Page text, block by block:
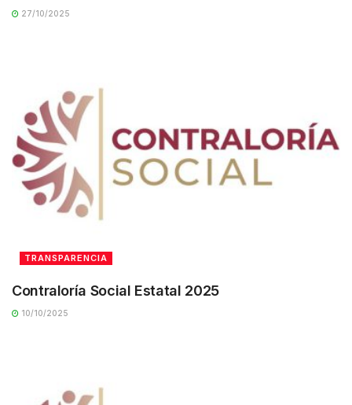
27/10/2025
TRANSPARENCIA
Contraloría Social Estatal 2025
10/10/2025